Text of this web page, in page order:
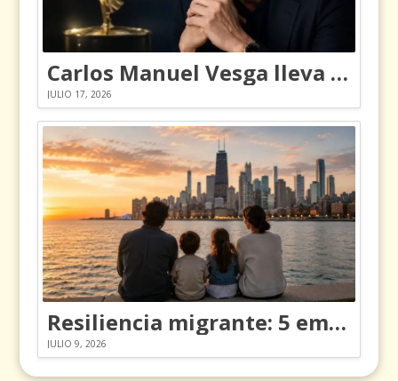
Carlos Manuel Vesga lleva el nombre de Colombia a los Emmy
JULIO 17, 2026
Resiliencia migrante: 5 emociones y cómo gestionarlas
JULIO 9, 2026